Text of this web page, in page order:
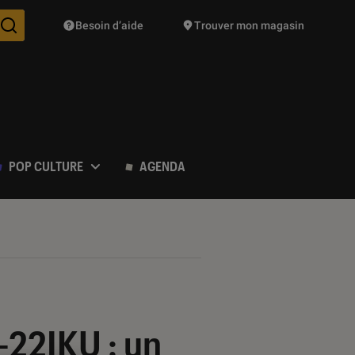
Des suggestions de produits vont vous être proposées
Besoin d’aide Trouver mon magasin
POP CULTURE AGENDA
: un